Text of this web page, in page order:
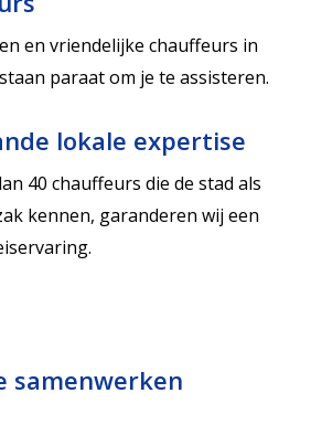
en vriendelijke chauffeurs in
paraat om je te assisteren.
lokale expertise
40 chauffeurs die de stad als
kennen, garanderen wij een
samenwerken